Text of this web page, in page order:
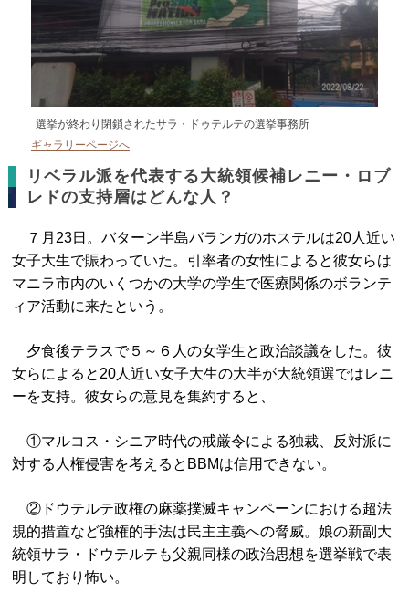
選挙が終わり閉鎖されたサラ・ドゥテルテの選挙事務所
ギャラリーページへ
リベラル派を代表する大統領候補レニー・ロブ
レドの支持層はどんな人？
７月23日。バターン半島バランガのホステルは20人近い
女子大生で賑わっていた。引率者の女性によると彼女らは
マニラ市内のいくつかの大学の学生で医療関係のボランテ
ィア活動に来たという。
夕食後テラスで５～６人の女学生と政治談議をした。彼
女らによると20人近い女子大生の大半が大統領選ではレニ
ーを支持。彼女らの意見を集約すると、
①マルコス・シニア時代の戒厳令による独裁、反対派に
対する人権侵害を考えるとBBMは信用できない。
②ドウテルテ政権の麻薬撲滅キャンペーンにおける超法
規的措置など強権的手法は民主主義への脅威。娘の新副大
統領サラ・ドウテルテも父親同様の政治思想を選挙戦で表
明しており怖い。